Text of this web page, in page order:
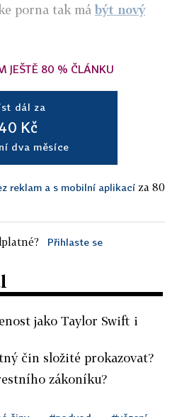
porna tak má být nový
JEŠTĚ 80 % ČLÁNKU
dál za
40 Kč
dva měsíce
reklam a s mobilní aplikací za 80
Přihlaste se
jako Taylor Swift i
čin složité prokazovat?
zákoníku?